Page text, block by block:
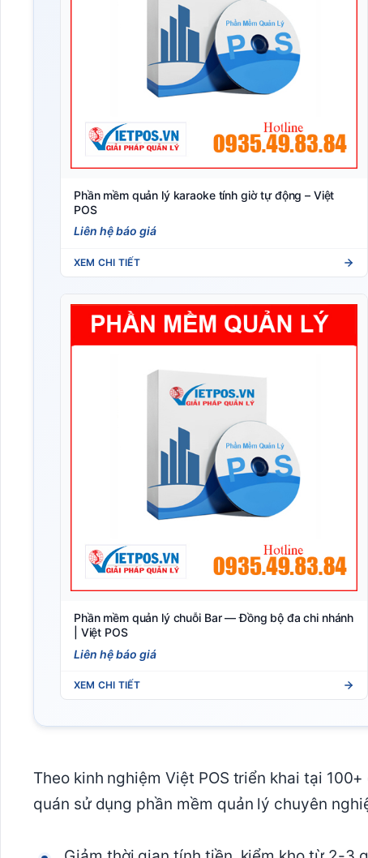
Phần mềm quản lý karaoke tính giờ tự động – Việt
POS
Liên hệ báo giá
XEM CHI TIẾT
Phần mềm quản lý chuỗi Bar — Đồng bộ đa chi nhánh
| Việt POS
Liên hệ báo giá
XEM CHI TIẾT
Theo kinh nghiệm Việt POS triển khai tại
quán sử dụng phần mềm quản lý chuyên